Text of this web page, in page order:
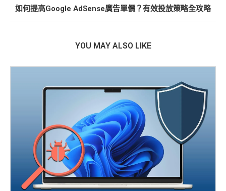
如何提高Google AdSense廣告單價？有效投放策略全攻略
YOU MAY ALSO LIKE